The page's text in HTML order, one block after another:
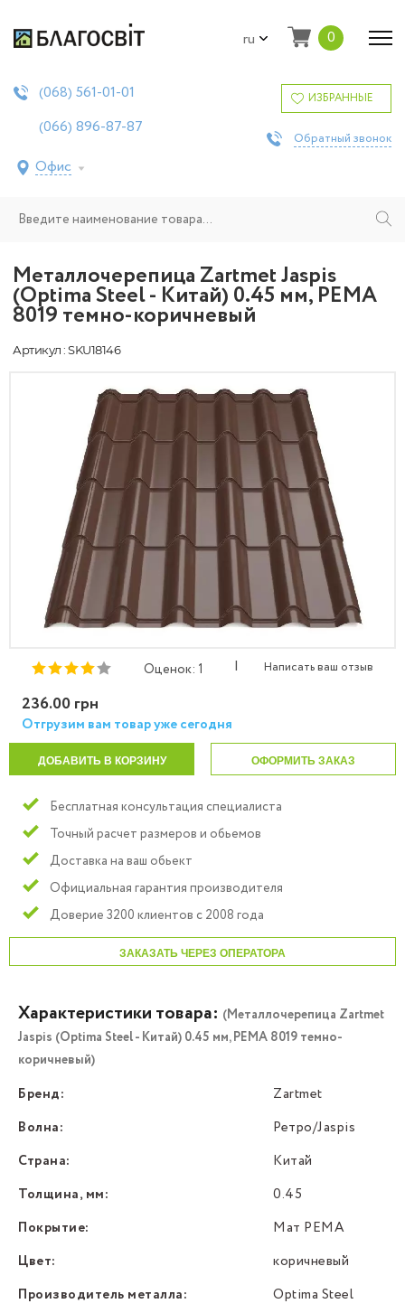
ru 0
(068) 561-01-01
(066) 896-87-87
Офис
ИЗБРАННЫЕ
Обратный звонок
Металлочерепица Zartmet Jaspis
(Optima Steel - Китай) 0.45 мм, PEMA
8019 темно-коричневый
Артикул : SKU18146
Оценок: 1 | Написать ваш отзыв
236.00 грн
Отгрузим вам товар уже сегодня
ДОБАВИТЬ В КОРЗИНУ ОФОРМИТЬ ЗАКАЗ
Бесплатная консультация специалиста
Точный расчет размеров и обьемов
Доставка на ваш обьект
Официальная гарантия производителя
Доверие 3200 клиентов с 2008 года
ЗАКАЗАТЬ ЧЕРЕЗ ОПЕРАТОРА
Характеристики товара: (Металлочерепица Zartmet
Jaspis (Optima Steel - Китай) 0.45 мм, PEMA 8019 темно-
коричневый)
Бренд:
Zartmet
Волна:
Ретро/Jaspis
Страна:
Китай
Толщина, мм:
0.45
Покрытие:
Мат PEMA
Цвет:
коричневый
Производитель металла:
Optima Steel